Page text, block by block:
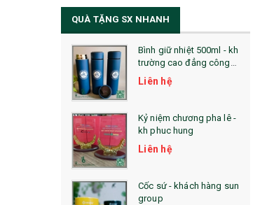
QUÀ TẶNG SX NHANH
Bình giữ nhiệt 500ml - kh
trường cao đẳng công
nghệ bách khoa hà nội
Liên hệ
Kỷ niệm chương pha lê -
kh phuc hung
Liên hệ
Cốc sứ - khách hàng sun
group